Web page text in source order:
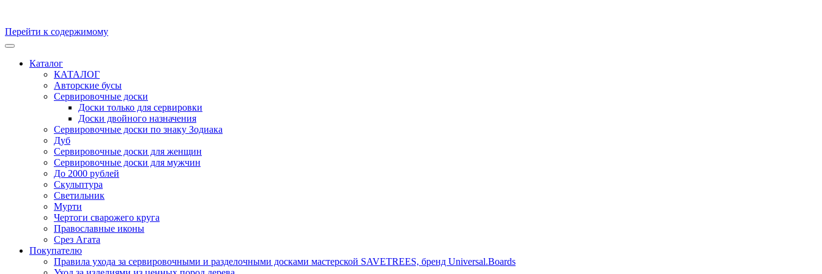
Перейти к содержимому
Каталог
КАТАЛОГ
Авторские бусы
Сервировочные доски
Доски только для сервировки
Доски двойного назначения
Сервировочные доски по знаку Зодиака
Дуб
Сервировочные доски для женщин
Сервировочные доски для мужчин
До 2000 рублей
Скульптура
Светильник
Мурти
Чертоги сварожего круга
Православные иконы
Срез Агата
Покупателю
Правила ухода за сервировочными и разделочными досками мастерской SAVETREES, бренд Universal.Boards